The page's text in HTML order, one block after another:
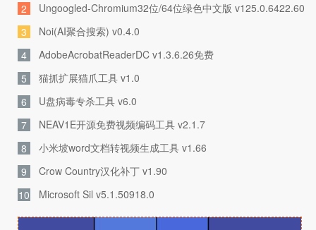
2
Ungoogled-Chromium32位/64位绿色中文版 v125.0.6422.60
3
Noi(AI聚合搜索) v0.4.0
4
AdobeAcrobatReaderDC v1.3.6.26免费
5
猫抓扩展猫爪工具 v1.0
6
U盘病毒专杀工具 v6.0
7
NEAV1E开源免费视频编码工具 v2.1.7
8
小米坡word文档转视频生成工具 v1.66
9
Crow Country汉化补丁 v1.90
10
Microsoft Sil v5.1.50918.0